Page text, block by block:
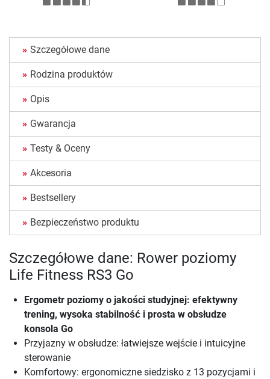
Szczegółowe dane
Rodzina produktów
Opis
Gwarancja
Testy & Oceny
Akcesoria
Bestsellery
Bezpieczeństwo produktu
Szczegółowe dane: Rower poziomy
Life Fitness RS3 Go
Ergometr poziomy o jakości studyjnej: efektywny
trening, wysoka stabilność i prosta w obsłudze
konsola Go
Przyjazny w obsłudze: łatwiejsze wejście i intuicyjne
sterowanie
Komfortowy: ergonomiczne siedzisko z 13 pozycjami i